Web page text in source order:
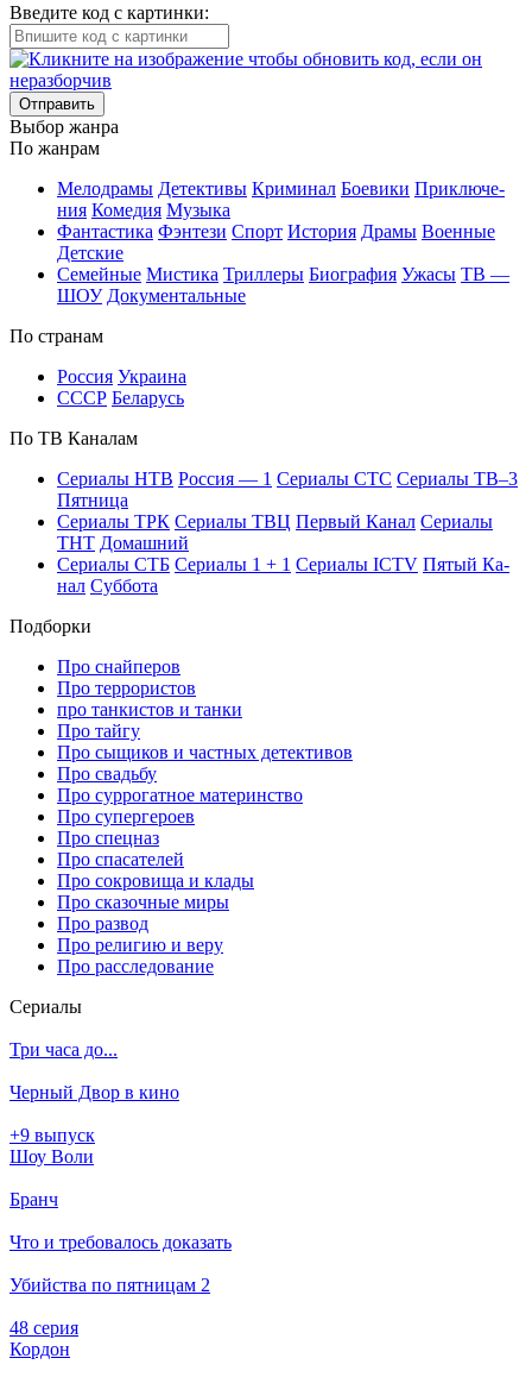
Введите код с картинки:
Отправить
Вы­бор жан­ра
По жан­рам
Ме­ло­дра­мы Де­тек­ти­вы Кри­ми­нал Бое­ви­ки При­клю­че­
ния Ко­ме­дия Му­зы­ка
Фан­та­сти­ка Фэн­те­зи Спорт Ис­то­рия Дра­мы Во­ен­ные
Дет­ские
Се­мей­ные Мис­ти­ка Трил­ле­ры Био­гра­фия Ужа­сы ТВ —
ШОУ До­ку­мен­таль­ные
По стра­нам
Рос­сия Ук­раи­на
СССР Бе­ла­русь
По ТВ Ка­на­лам
Се­риа­лы НТВ Рос­сия — 1 Се­риа­лы СТС Се­риа­лы ТВ–3
Пят­ни­ца
Се­риа­лы ТРК Се­риа­лы ТВЦ Пер­вый Ка­нал Се­риа­лы
ТНТ До­маш­ний
Се­риа­лы СТБ Се­риа­лы 1 + 1 Се­риа­лы ICTV Пя­тый Ка­
нал Суб­бо­та
Подборки
Про снайперов
Про террористов
про танкистов и танки
Про тайгу
Про сыщиков и частных детективов
Про свадьбу
Про суррогатное материнство
Про супергероев
Про спецназ
Про спасателей
Про сокровища и клады
Про сказочные миры
Про развод
Про религию и веру
Про расследование
Се­риа­лы
Три часа до...
Черный Двор в кино
+9 выпуск
Шоу Воли
Бранч
Что и требовалось доказать
Убийства по пятницам 2
48 серия
Кордон